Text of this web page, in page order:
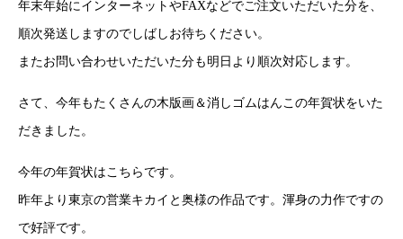
年末年始にインターネットやFAXなどでご注文いただいた分を、
順次発送しますのでしばしお待ちください。
またお問い合わせいただいた分も明日より順次対応します。
さて、今年もたくさんの木版画＆消しゴムはんこの年賀状をいた
だきました。
今年の年賀状はこちらです。
昨年より東京の営業キカイと奥様の作品です。渾身の力作ですの
で好評です。